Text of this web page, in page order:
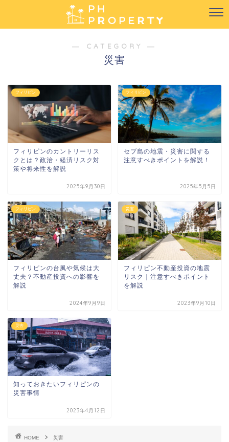
― CATEGORY ―
災害
フィリピン
フィリピンのカントリーリス
クとは？政治・経済リスク対
策や将来性を解説
2025年9月30日
フィリピン
セブ島の地震・災害に関する
注意すべきポイントを解説！
2025年5月5日
フィリピン
フィリピンの台風や気候は大
丈夫？不動産投資への影響を
解説
2024年9月9日
災害
フィリピン不動産投資の地震
リスク｜注意すべきポイント
を解説
2023年9月10日
災害
知っておきたいフィリピンの
災害事情
2023年4月12日
HOME 災害